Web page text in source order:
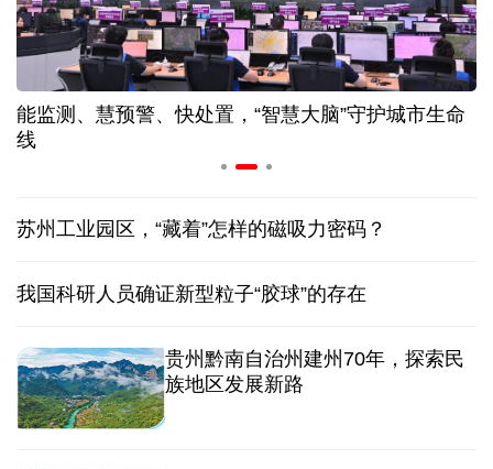
能监测、慧预警、快处置，“智慧大脑”守护城市生命
线
苏州工业园区，“藏着”怎样的磁吸力密码？
我国科研人员确证新型粒子“胶球”的存在
贵州黔南自治州建州70年，探索民
族地区发展新路